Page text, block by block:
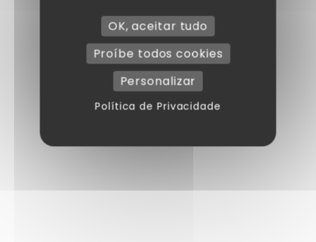
Artigos adicionais
OK, aceitar tudo
Proíbe todos cookies
Personalizar
Política de Privacidade